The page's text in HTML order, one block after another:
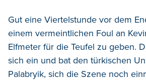
Gut eine Viertelstunde vor dem
einem vermeintlichen Foul an
Elfmeter für die Teufel zu geben.
sich ein und bat den türkischen
Palabryik, sich die Szene noch